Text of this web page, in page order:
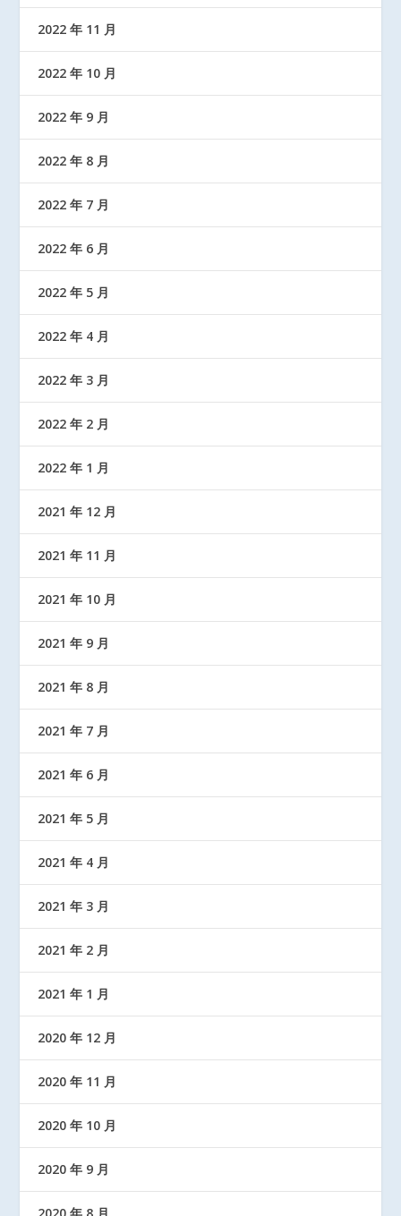
2022 年 11 月
2022 年 10 月
2022 年 9 月
2022 年 8 月
2022 年 7 月
2022 年 6 月
2022 年 5 月
2022 年 4 月
2022 年 3 月
2022 年 2 月
2022 年 1 月
2021 年 12 月
2021 年 11 月
2021 年 10 月
2021 年 9 月
2021 年 8 月
2021 年 7 月
2021 年 6 月
2021 年 5 月
2021 年 4 月
2021 年 3 月
2021 年 2 月
2021 年 1 月
2020 年 12 月
2020 年 11 月
2020 年 10 月
2020 年 9 月